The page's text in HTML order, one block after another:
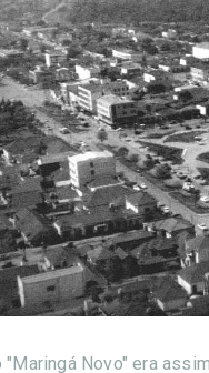
Novo" era